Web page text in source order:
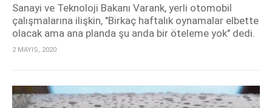
Sanayi ve Teknoloji Bakanı Varank, yerli otomobil
çalışmalarına ilişkin, "Birkaç haftalık oynamalar elbette
olacak ama ana planda şu anda bir öteleme yok" dedi.
2 MAYIS, 2020